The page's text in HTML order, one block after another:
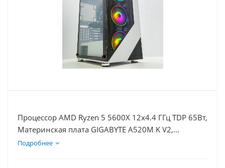
Процессор AMD Ryzen 5 5600X 12x4.4 ГГц TDP 65Вт,
Материнская плата GIGABYTE A520M K V2,
Видеокарта RTX 5050 8Гб, Память DDR4 16Gb,
Подробнее